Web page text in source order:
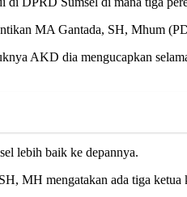
MA Gantada, SH, Mhum
AKD dia mengucapkan
lebih baik ke depannya.
MH mengatakan ada tiga